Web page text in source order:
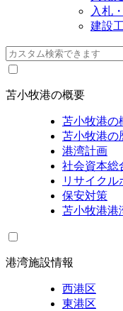
入札
建設
苫小牧港の概要
苫小牧港の
苫小牧港の
港湾計画
社会資本総
リサイクル
保安対策
苫小牧港港
港湾施設情報
西港区
東港区